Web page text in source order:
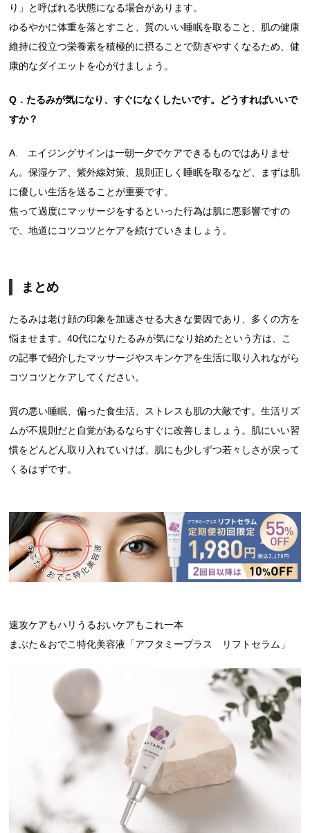
り」と呼ばれる状態になる場合があります。
ゆるやかに体重を落とすこと、質のいい睡眠を取ること、肌の健康
維持に役立つ栄養素を積極的に摂ることで防ぎやすくなるため、健
康的なダイエットを心がけましょう。
Q．たるみが気になり、すぐになくしたいです。どうすればいいで
すか？
A. エイジングサインは一朝一夕でケアできるものではありませ
ん。保湿ケア、紫外線対策、規則正しく睡眠を取るなど、まずは肌
に優しい生活を送ることが重要です。
焦って過度にマッサージをするといった行為は肌に悪影響ですの
で、地道にコツコツとケアを続けていきましょう。
まとめ
たるみは老け顔の印象を加速させる大きな要因であり、多くの方を
悩ませます。40代になりたるみが気になり始めたという方は、こ
の記事で紹介したマッサージやスキンケアを生活に取り入れながら
コツコツとケアしてください。
質の悪い睡眠、偏った食生活、ストレスも肌の大敵です。生活リズ
ムが不規則だと自覚があるならすぐに改善しましょう。肌にいい習
慣をどんどん取り入れていけば、肌にも少しずつ若々しさが戻って
くるはずです。
速攻ケアもハリうるおいケアもこれ一本
まぶた＆おでこ特化美容液「アフタミープラス リフトセラム」